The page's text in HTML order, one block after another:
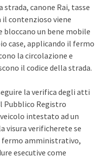
canone Rai, tasse
il contenzioso viene
un bene mobile
case, applicando il fermo
la circolazione e
il codice della strada.
la verifica degli atti
Pubblico Registro
intestato ad un
visura verificherete se
fermo amministrativo,
esecutive come